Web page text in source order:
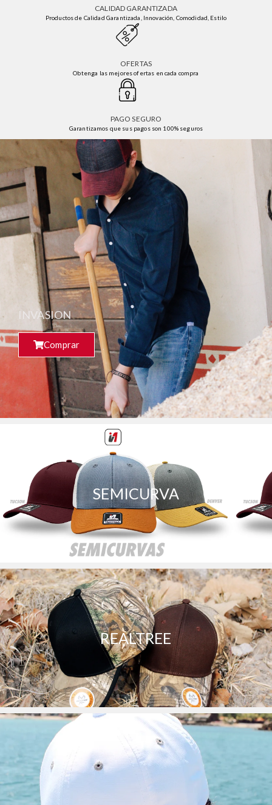
CALIDAD GARANTIZADA
Productos de Calidad Garantizada, Innovación, Comodidad, Estilo
OFERTAS
Obtenga las mejores ofertas en cada compra
PAGO SEGURO
Garantizamos que sus pagos son 100% seguros
INVASION
Comprar
SEMICURVA
REALTREE